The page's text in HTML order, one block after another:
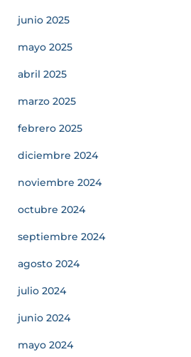
junio 2025
mayo 2025
abril 2025
marzo 2025
febrero 2025
diciembre 2024
noviembre 2024
octubre 2024
septiembre 2024
agosto 2024
julio 2024
junio 2024
mayo 2024